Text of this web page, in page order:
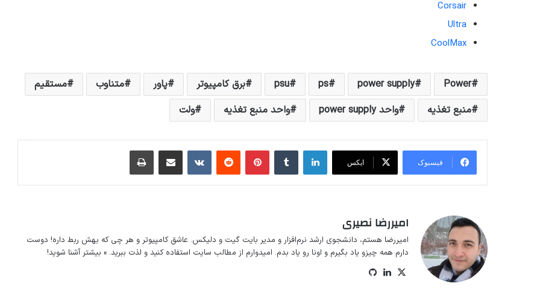
Corsair
Ultra
CoolMax
Power
power supply
ps
psu برق کامپیوتر پاور متناوب
مستقیم
منبع تغذیه
واحد power supply واحد منبع تغذیه ولت
فیسبوک ایکس
لینکداینتامبلر پینتریستReddit
VKontakteاشتراک گذاری با ایمیل چاپ
امیررضا نصیری
امیررضا هستم، دانشجوی ارشد نرم‌افزار و مدیر بایت گیت و دلیکس. عاشق کامپیوتر و هر چی که بهش ربط داره! دوست
دارم همه چیزو یاد بگیرم و اونا رو یاد بدم. امیدوارم از مطالب سایت استفاده کنید و لذت ببرید. » بیشتر آشنا شوید!
ایکسلینکداین